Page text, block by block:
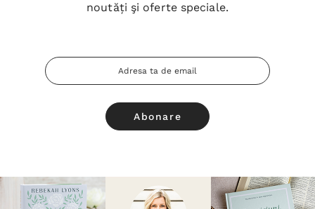
noutăți şi oferte speciale.
Adresa
Email